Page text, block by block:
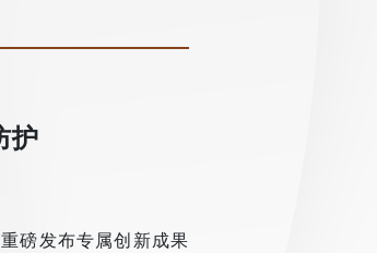
护
磅发布专属创新成果